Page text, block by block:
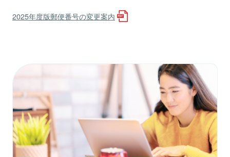
2025年度版郵便番号の変更案内